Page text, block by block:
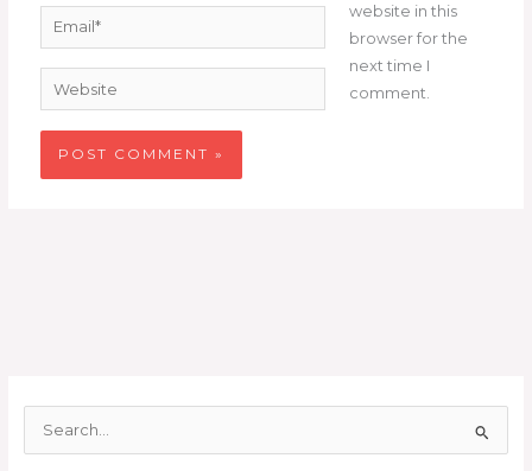
Email*
Website
website in this
browser for the
next time I
comment.